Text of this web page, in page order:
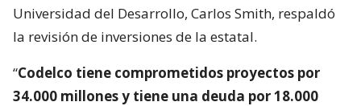
Universidad del Desarrollo, Carlos Smith, respaldó
la revisión de inversiones de la estatal.
“Codelco tiene comprometidos proyectos por
34.000 millones y tiene una deuda por 18.000